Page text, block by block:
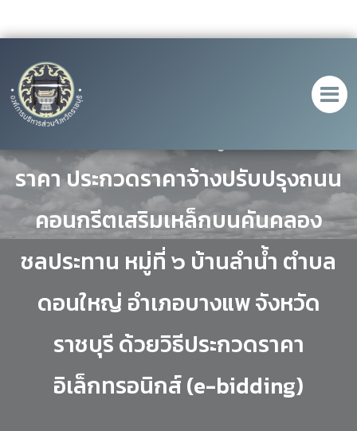
ประกาศ เรื่อง ประกาศผู้ชนะการเสนอ
ราคา ประกวดราคาจ้างปรับปรุงถนน
คอนกรีตเสริมเหล็กบนคันคลอง
ชลประทาน หมู่ที่ ๖ บ้านลำน้ำ ตำบล
ดอนใหญ่ อำเภอบางแพ จังหวัด
ราชบุรี ด้วยวิธีประกวดราคา
อิเล็กทรอนิกส์ (e-bidding)